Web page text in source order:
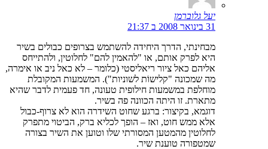
יעל גלוברמן
31 בינואר 2008 ב 21:37
מבחינתי, הדרך היחידה להשתמש בצרופים כבולים בשיר
היא לפרק אותם, או "להאמין להם" לחלוטין, ולהתייחס
אליהם כאל ציור ריאליסטי (כלומר – לא כאל ניב או אימרה,
מה שמכונה "קלישוֹת לשוניות"). המשמעות המקובלת
מוחלפת במשמעות חילופית טעונה, חד פעמית לדבר שהיא
מתארת. זו היתה הכוונה פה בשיר.
דוגמא, בקיצור: ברגע שחוט השידרה הוא לא צרוף-כבול
אלא ממש חוט, ואז – הופך לכליא ברק, הביטוי מתפרק
לחלוטין מהמטען המסורתי שלו וטוען את השיר בצורה
שמטפורה טוענת שיר.